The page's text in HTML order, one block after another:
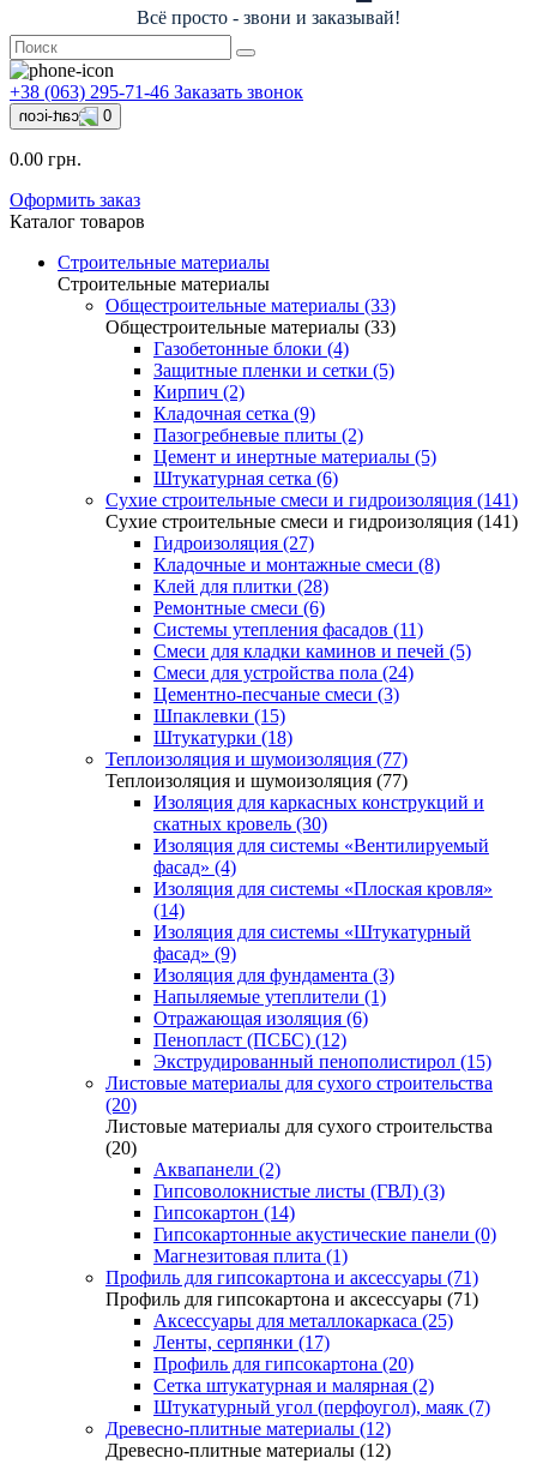
Всё просто - звони и заказывай!
+38 (063) 295-71-46 Заказать звонок
0
0.00 грн.
Оформить заказ
Каталог товаров
Строительные материалы
Строительные материалы
Общестроительные материалы (33)
Общестроительные материалы (33)
Газобетонные блоки (4)
Защитные пленки и сетки (5)
Кирпич (2)
Кладочная сетка (9)
Пазогребневые плиты (2)
Цемент и инертные материалы (5)
Штукатурная сетка (6)
Сухие строительные смеси и гидроизоляция (141)
Сухие строительные смеси и гидроизоляция (141)
Гидроизоляция (27)
Кладочные и монтажные смеси (8)
Клей для плитки (28)
Ремонтные смеси (6)
Системы утепления фасадов (11)
Смеси для кладки каминов и печей (5)
Смеси для устройства пола (24)
Цементно-песчаные смеси (3)
Шпаклевки (15)
Штукатурки (18)
Теплоизоляция и шумоизоляция (77)
Теплоизоляция и шумоизоляция (77)
Изоляция для каркасных конструкций и
скатных кровель (30)
Изоляция для системы «Вентилируемый
фасад» (4)
Изоляция для системы «Плоская кровля»
(14)
Изоляция для системы «Штукатурный
фасад» (9)
Изоляция для фундамента (3)
Напыляемые утеплители (1)
Отражающая изоляция (6)
Пенопласт (ПСБС) (12)
Экструдированный пенополистирол (15)
Листовые материалы для сухого строительства
(20)
Листовые материалы для сухого строительства
(20)
Аквапанели (2)
Гипсоволокнистые листы (ГВЛ) (3)
Гипсокартон (14)
Гипсокартонные акустические панели (0)
Магнезитовая плита (1)
Профиль для гипсокартона и аксессуары (71)
Профиль для гипсокартона и аксессуары (71)
Аксессуары для металлокаркаса (25)
Ленты, серпянки (17)
Профиль для гипсокартона (20)
Сетка штукатурная и малярная (2)
Штукатурный угол (перфоугол), маяк (7)
Древесно-плитные материалы (12)
Древесно-плитные материалы (12)